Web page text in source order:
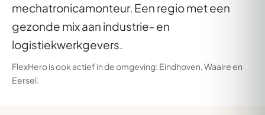
mechatronicamonteur. Een regio met een
gezonde mix aan industrie- en
logistiekwerkgevers.
FlexHero is ook actief in de omgeving: Eindhoven,Waalreen
Eersel.